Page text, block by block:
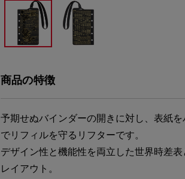
商品の特徴
予期せぬバインダーの開きに対し、表紙
でリフィルを守るリフターです。
デザイン性と機能性を両立した世界時差
レイアウト。